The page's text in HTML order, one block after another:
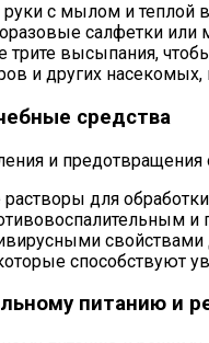
руки с мылом и теплой
салфетки или
трите высыпания,
и других насекомых,
средства
и
растворы для
и
способствуют
питанию и